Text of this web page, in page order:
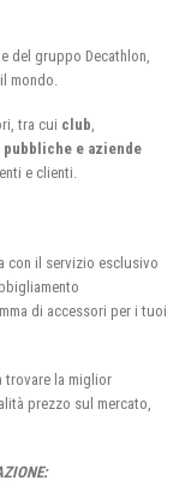
del gruppo Decathlon,
mondo.
tra cui club
e aziende
e clienti.
con il servizio esclusivo
di accessori per i tuoi
trovare la miglior
prezzo sul mercato,